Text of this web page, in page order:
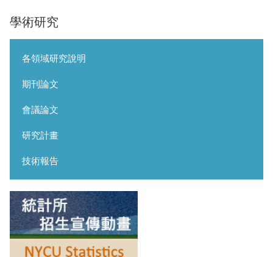
學術研究
各領域研究說明
期刊論文
會議論文
研究計畫
技術報告